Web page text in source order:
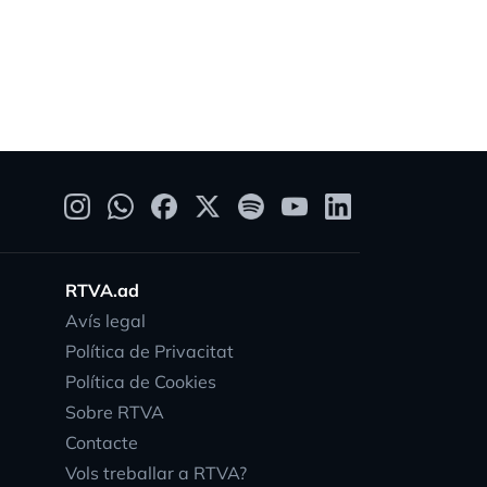
RTVA.ad
Avís legal
Política de Privacitat
Política de Cookies
Sobre RTVA
Contacte
Vols treballar a RTVA?